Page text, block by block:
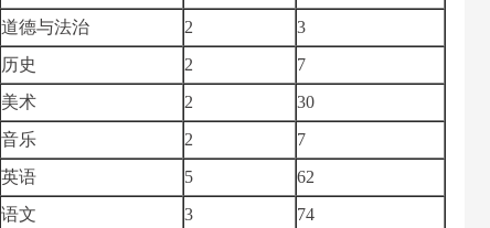
道德与法治
2
3
历史
2
7
美术
2
30
音乐
2 7
英语 5
62
语文
3
74